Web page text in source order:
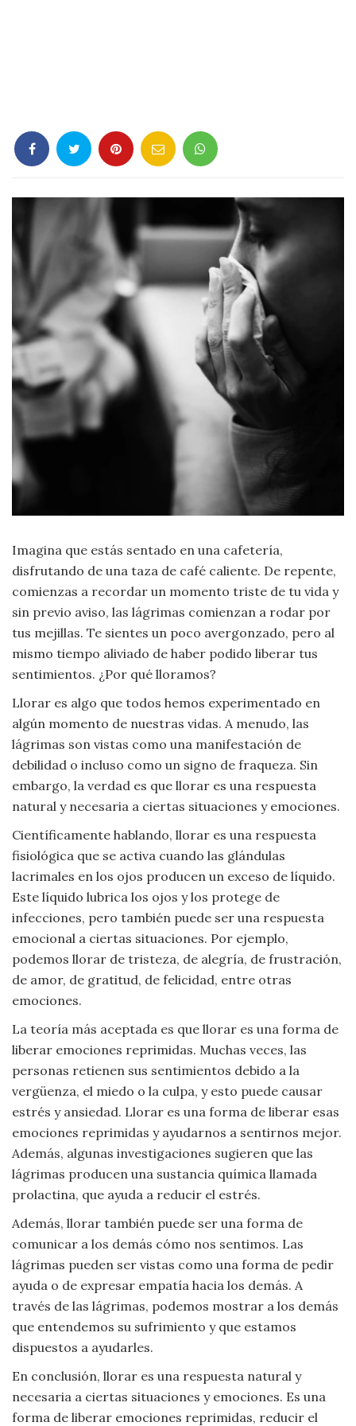
Gastronomía
Historia
Leyes
Literatura
Moda
y
Tendencias
Salud
Sociología
Tecnología
Viajar
Imagina que estás sentado en una cafetería,
disfrutando de una taza de café caliente. De repente,
comienzas a recordar un momento triste de tu vida y
sin previo aviso, las lágrimas comienzan a rodar por
tus mejillas. Te sientes un poco avergonzado, pero al
mismo tiempo aliviado de haber podido liberar tus
sentimientos. ¿Por qué lloramos?
Llorar es algo que todos hemos experimentado en
algún momento de nuestras vidas. A menudo, las
lágrimas son vistas como una manifestación de
debilidad o incluso como un signo de fraqueza. Sin
embargo, la verdad es que llorar es una respuesta
natural y necesaria a ciertas situaciones y emociones.
Científicamente hablando, llorar es una respuesta
fisiológica que se activa cuando las glándulas
lacrimales en los ojos producen un exceso de líquido.
Este líquido lubrica los ojos y los protege de
infecciones, pero también puede ser una respuesta
emocional a ciertas situaciones. Por ejemplo,
podemos llorar de tristeza, de alegría, de frustración,
de amor, de gratitud, de felicidad, entre otras
emociones.
La teoría más aceptada es que llorar es una forma de
liberar emociones reprimidas. Muchas veces, las
personas retienen sus sentimientos debido a la
vergüenza, el miedo o la culpa, y esto puede causar
estrés y ansiedad. Llorar es una forma de liberar esas
emociones reprimidas y ayudarnos a sentirnos mejor.
Además, algunas investigaciones sugieren que las
lágrimas producen una sustancia química llamada
prolactina, que ayuda a reducir el estrés.
Además, llorar también puede ser una forma de
comunicar a los demás cómo nos sentimos. Las
lágrimas pueden ser vistas como una forma de pedir
ayuda o de expresar empatía hacia los demás. A
través de las lágrimas, podemos mostrar a los demás
que entendemos su sufrimiento y que estamos
dispuestos a ayudarles.
En conclusión, llorar es una respuesta natural y
necesaria a ciertas situaciones y emociones. Es una
forma de liberar emociones reprimidas, reducir el